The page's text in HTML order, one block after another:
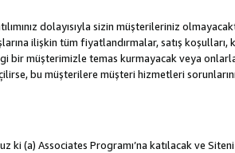
dolayısıyla sizin müşterileriniz
ilişkin tüm fiyatlandırmalar, satış
bir müşterimizle temas kurmayacak veya
bu müşterilere müşteri hizmetleri
ki (a) Associates Programı’na katılacak ve